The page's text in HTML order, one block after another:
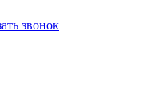
звонок